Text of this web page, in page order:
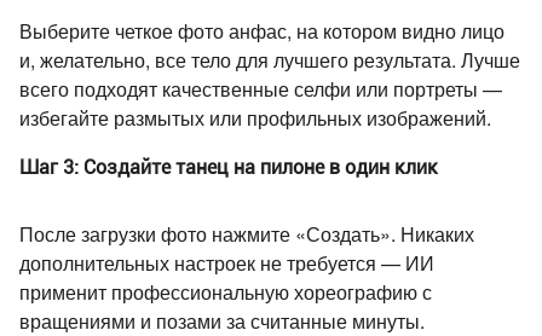
Выберите четкое фото анфас, на котором видно лицо
и, желательно, все тело для лучшего результата. Лучше
всего подходят качественные селфи или портреты —
избегайте размытых или профильных изображений.
Шаг 3: Создайте танец на пилоне в один клик
После загрузки фото нажмите «Создать». Никаких
дополнительных настроек не требуется — ИИ
применит профессиональную хореографию с
вращениями и позами за считанные минуты.